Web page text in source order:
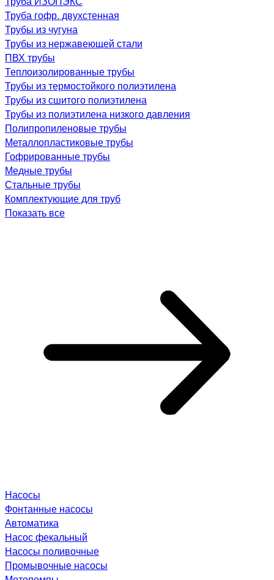
Труба гофр. двухстенная
Трубы из чугуна
Трубы из нержавеющей стали
ПВХ трубы
Теплоизолированные трубы
Трубы из термостойкого полиэтилена
Трубы из сшитого полиэтилена
Трубы из полиэтилена низкого давления
Полипропиленовые трубы
Металлопластиковые трубы
Гофрированные трубы
Медные трубы
Стальные трубы
Комплектующие для труб
Показать все
Насосы
Фонтанные насосы
Автоматика
Насос фекальный
Насосы поливочные
Промывочные насосы